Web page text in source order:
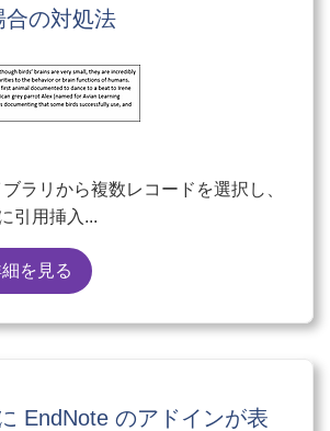
合の対処法
ラリから複数レコードを選択し、
引用挿入...
を見る
EndNote のアドインが表